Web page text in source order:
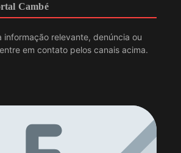
Cambé
informação relevante, denúncia ou
em contato pelos canais acima.